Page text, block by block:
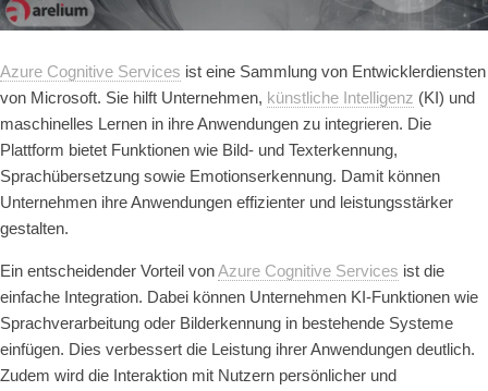
Azure Cognitive Services ist eine Sammlung von Entwicklerdiensten
von Microsoft. Sie hilft Unternehmen, künstliche Intelligenz (KI) und
maschinelles Lernen in ihre Anwendungen zu integrieren. Die
Plattform bietet Funktionen wie Bild- und Texterkennung,
Sprachübersetzung sowie Emotionserkennung. Damit können
Unternehmen ihre Anwendungen effizienter und leistungsstärker
gestalten.
Ein entscheidender Vorteil vonAzure Cognitive Services ist die
einfache Integration. Dabei können Unternehmen KI-Funktionen wie
Sprachverarbeitung oder Bilderkennung in bestehende Systeme
einfügen. Dies verbessert die Leistung ihrer Anwendungen deutlich.
Zudem wird die Interaktion mit Nutzern persönlicher und